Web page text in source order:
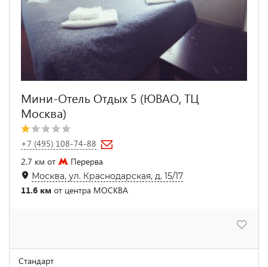
Мини-Отель Отдых 5 (ЮВАО, ТЦ
Москва)
+7 (495) 108-74-88
2.7 км от
Перерва
Москва, ул. Краснодарская, д. 15/17
11.6 км от центра МОСКВА
Стандарт